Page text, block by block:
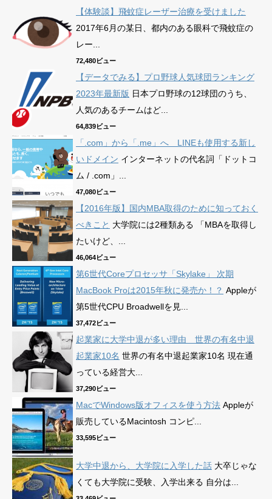
【体験談】飛蚊症レーザー治療を受けました
2017年6月の某日、都内のある眼科で飛蚊症の
レー...
72,480ビュー
【データでみる】プロ野球人気球団ランキング
2023年最新版 日本プロ野球の12球団のうち、
人気のあるチームはど...
64,839ビュー
「.com」から「.me」へ LINEも使用する新し
いドメイン インターネットの代名詞「ドットコ
ム / .com」...
47,080ビュー
【2016年版】国内MBA取得のために知っておく
べきこと 大学院には2種類ある 「MBAを取得し
たいけど、...
46,064ビュー
第6世代Coreプロセッサ「Skylake」 次期
MacBook Proは2015年秋に発売か！？ Appleが
第5世代CPU Broadwellを見...
37,472ビュー
起業家に大学中退が多い理由 世界の有名中退
起業家10名 世界の有名中退起業家10名 現在通
っている経営大...
37,290ビュー
MacでWindows版オフィスを使う方法 Appleが
販売しているMacintosh コンピ...
33,595ビュー
大学中退から、大学院に入学した話 大卒じゃな
くても大学院に受験、入学出来る 自分は...